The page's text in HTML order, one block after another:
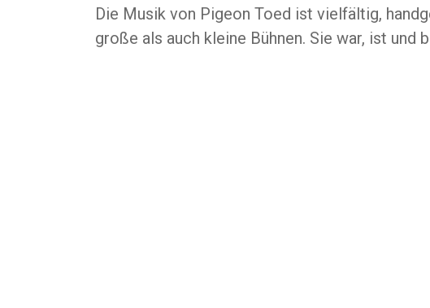
Die Musik von Pigeon Toed ist vielfältig,
große als auch kleine Bühnen. Sie war, ist und